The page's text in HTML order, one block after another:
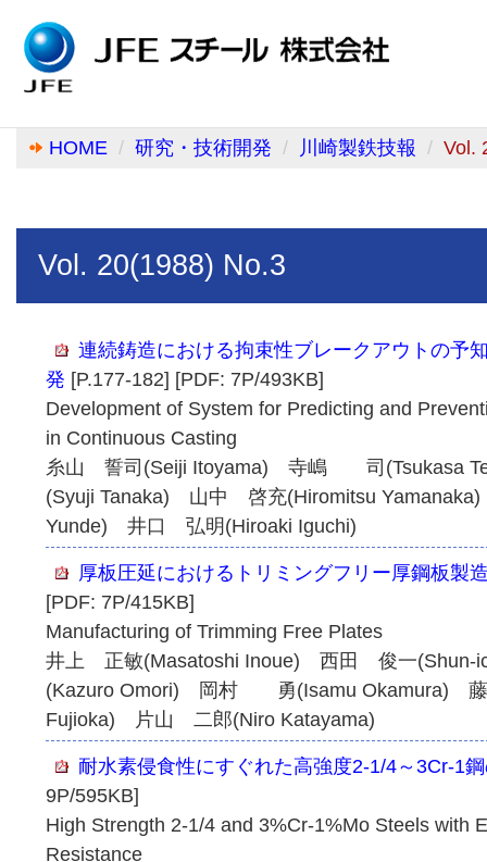
HOME 研究・技術開発 川崎製鉄技報 Vol.
Vol. 20(1988) No.3
連続鋳造における拘束性ブレークアウトの予
発 [P.177-182] [PDF: 7P/493KB]
Development of System for Predicting and
in Continuous Casting
糸山 誓司(Seiji Itoyama) 寺嶋 司(Tsukasa
(Syuji Tanaka) 山中 啓充(Hiromitsu
Yunde) 井口 弘明(Hiroaki Iguchi)
厚板圧延におけるトリミングフリー厚鋼板製
[PDF: 7P/415KB]
Manufacturing of Trimming Free Plates
井上 正敏(Masatoshi Inoue) 西田 俊一
(Kazuro Omori) 岡村 勇(Isamu Okamura)
Fujioka) 片山 二郎(Niro Katayama)
耐水素侵食性にすぐれた高強度2-1/4～3Cr-1
9P/595KB]
High Strength 2-1/4 and 3%Cr-1%Mo Steels with
Resistance